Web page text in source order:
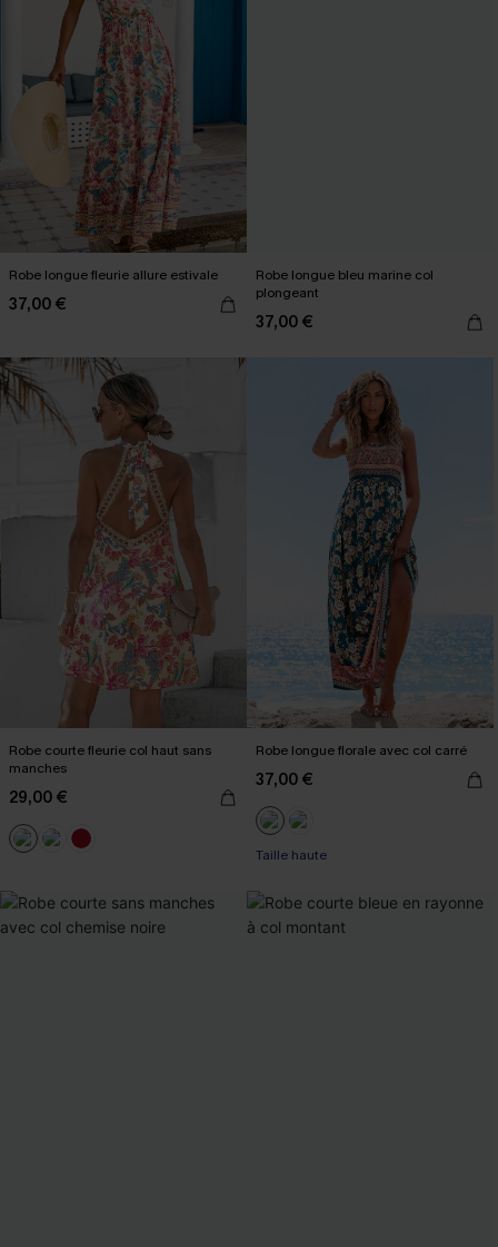
Robe longue fleurie allure estivale
37,00 €
Robe longue bleu marine col
plongeant
37,00 €
Robe courte fleurie col haut sans
manches
29,00 €
Robe longue florale avec col carré
37,00 €
Taille haute